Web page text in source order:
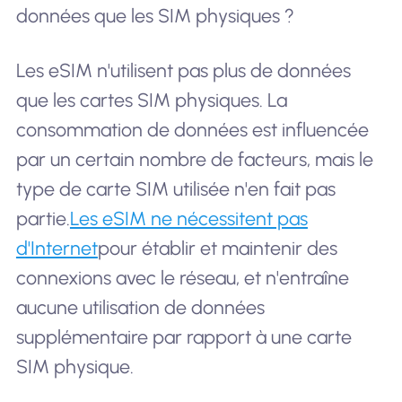
données que les SIM physiques ?
Les eSIM n'utilisent pas plus de données
que les cartes SIM physiques. La
consommation de données est influencée
par un certain nombre de facteurs, mais le
type de carte SIM utilisée n'en fait pas
partie.Les eSIM ne nécessitent pas
d'Internetpour établir et maintenir des
connexions avec le réseau, et n'entraîne
aucune utilisation de données
supplémentaire par rapport à une carte
SIM physique.